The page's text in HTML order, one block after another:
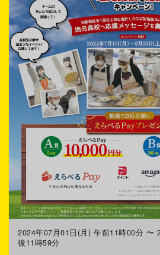
2024年07月01日(月) 午前11時00分 〜
後11時59分